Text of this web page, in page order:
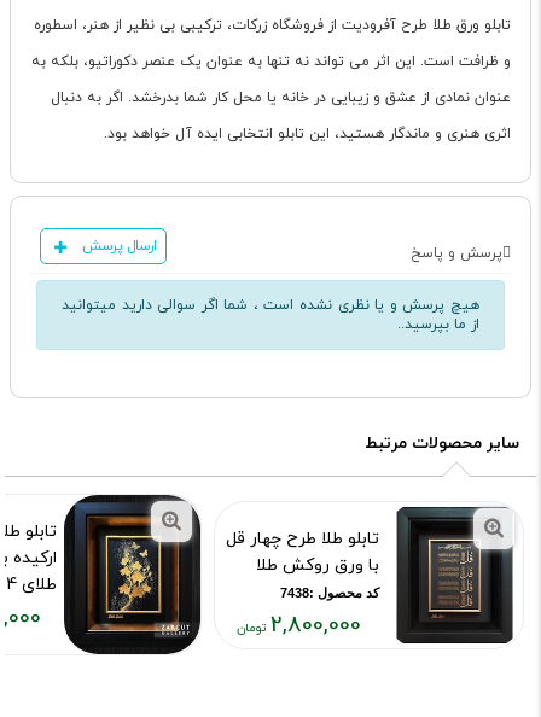
تابلو ورق طلا طرح آفرودیت از فروشگاه زرکات، ترکیبی بی نظیر از هنر، اسطوره
و ظرافت است. این اثر می تواند نه تنها به عنوان یک عنصر دکوراتیو، بلکه به
عنوان نمادی از عشق و زیبایی در خانه یا محل کار شما بدرخشد. اگر به دنبال
اثری هنری و ماندگار هستید، این تابلو انتخابی ایده آل خواهد بود.
پرسش و پاسخ ارسال پرسش
هیچ پرسش و یا نظری نشده است ، شما اگر سوالی دارید میتوانید
از ما بپرسید..
سایر محصولات مرتبط
تابلو طلا طرح چهار قل
با ورق روکش طلا
کد محصول :7438
2,800,000
تابلو
طلای 24 عیار
کد محصول